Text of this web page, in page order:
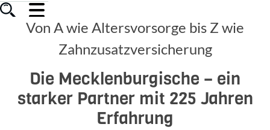
Von A wie Altersvorsorge bis Z wie
Zahnzusatzversicherung
Die Mecklenburgische – ein
starker Partner mit 225 Jahren
Erfahrung